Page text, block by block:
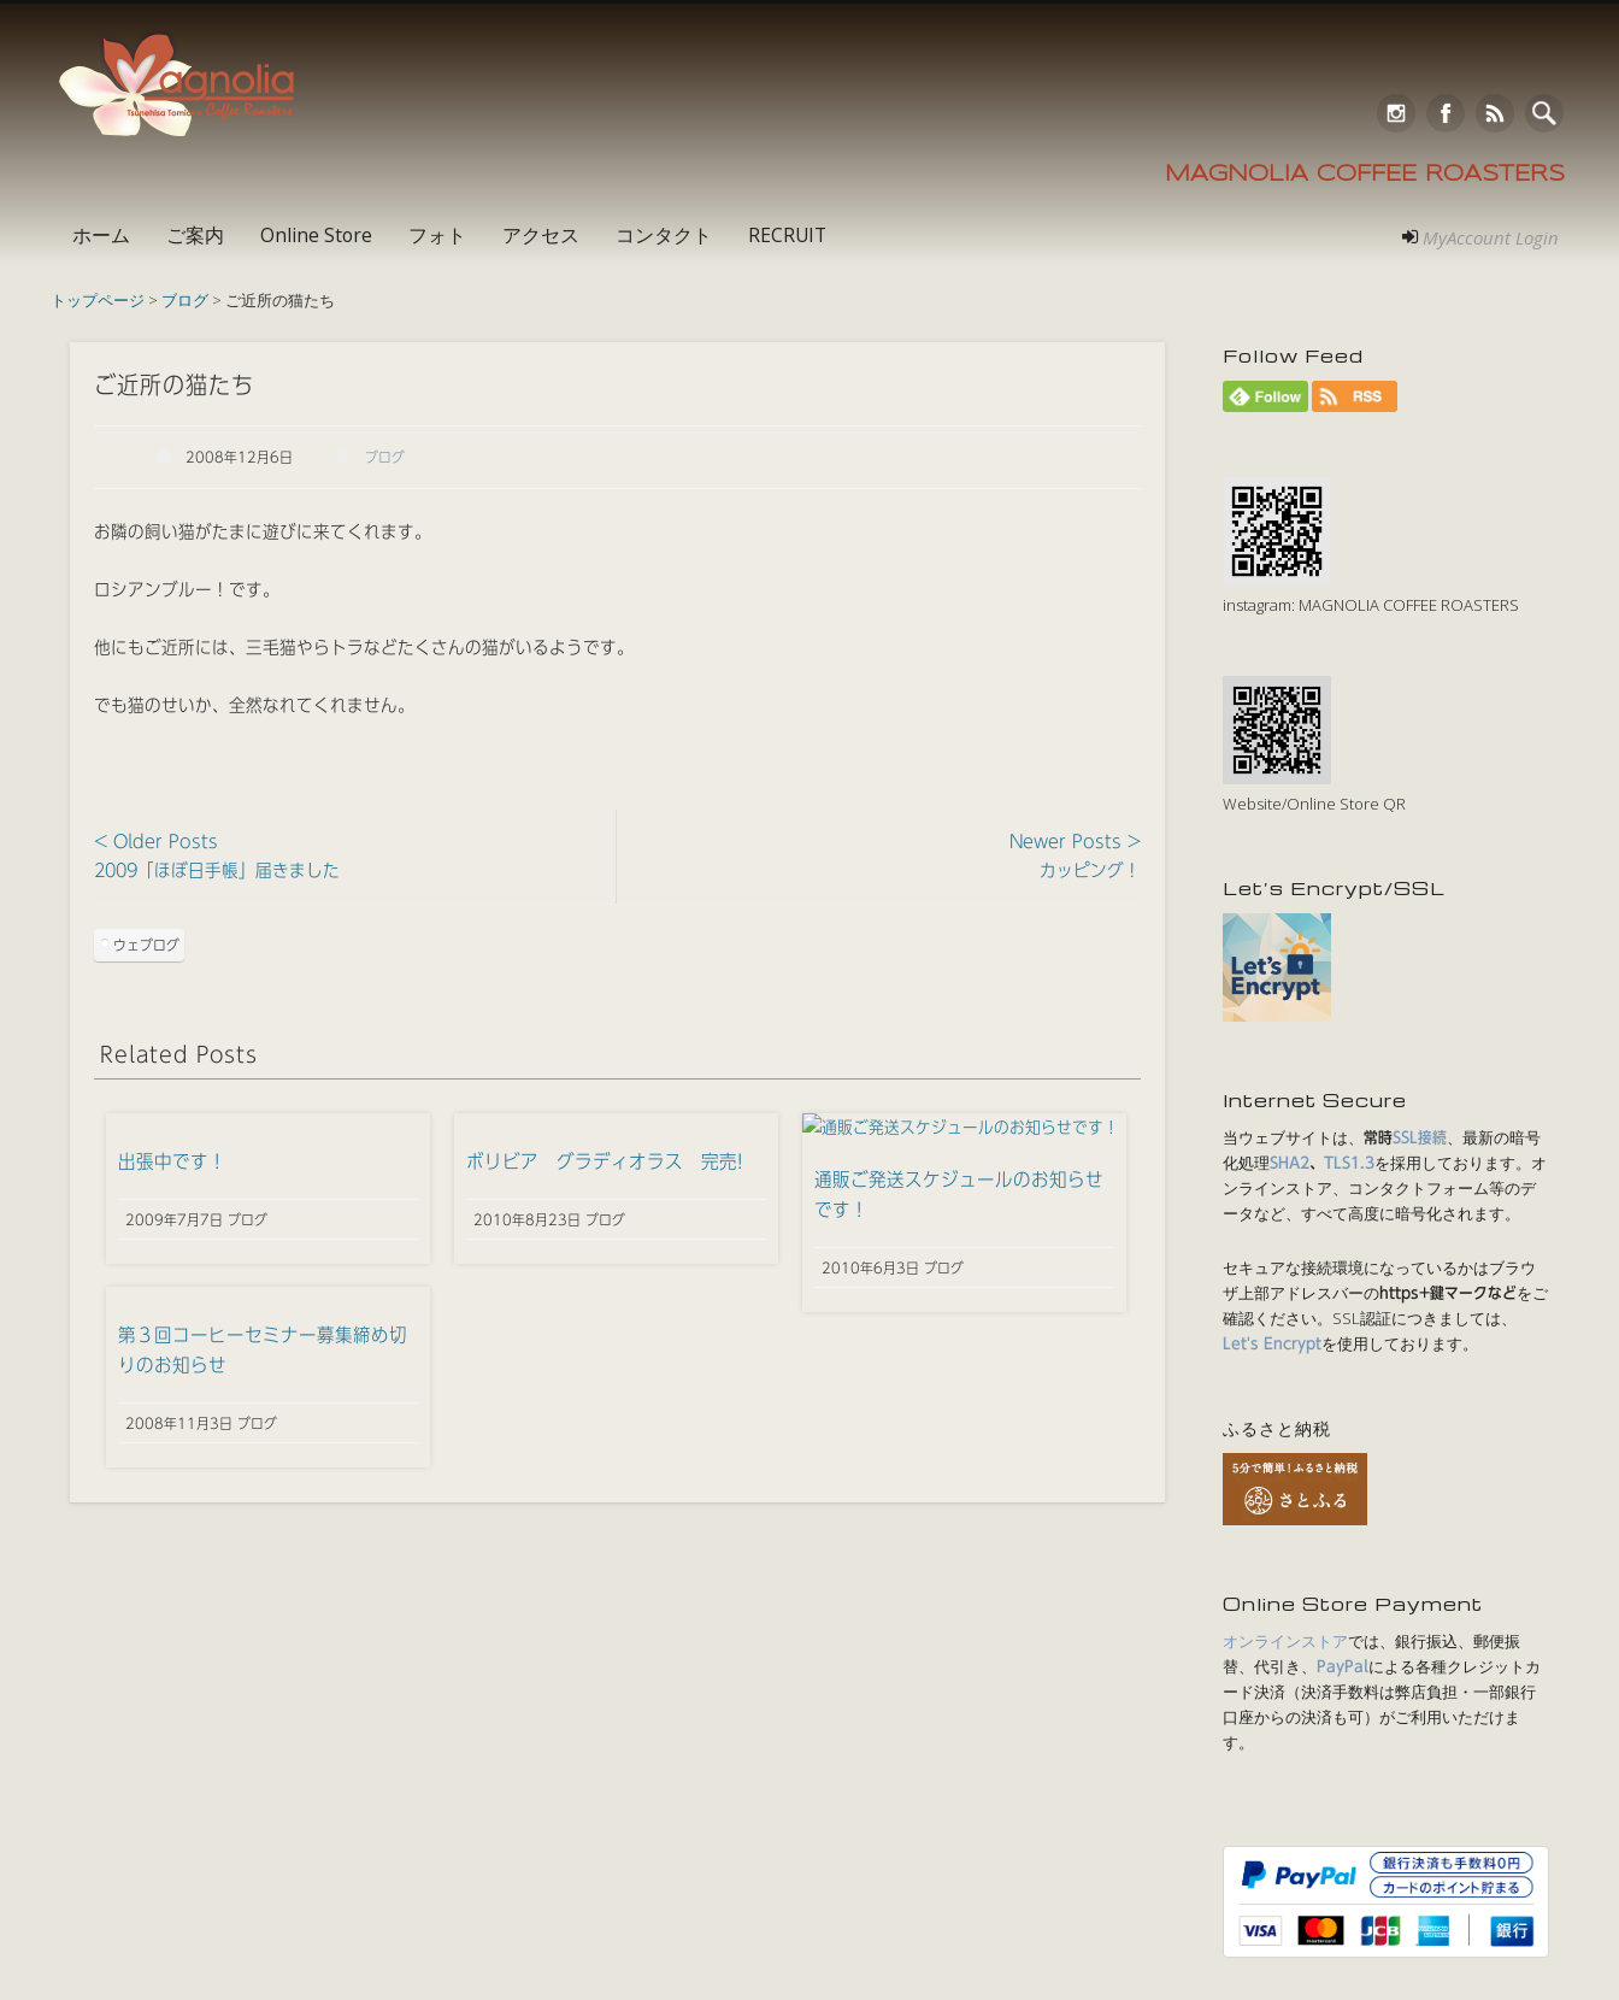
InstagramFacebook
RSS
MAGNOLIA COFFEE ROASTERS
ホーム ご案内 Online Store フォト アクセス コンタクト RECRUIT MyAccount Login
トップページ > ブログ> ご近所の猫たち
ご近所の猫たち
2008年12月6日 ブログ
お隣の飼い猫がたまに遊びに来てくれます。
ロシアンブルー！です。
他にもご近所には、三毛猫やらトラなどたくさんの猫がいるようです。
でも猫のせいか、全然なれてくれません。
< Older Posts
2009「ほぼ日手帳」届きました
Newer Posts >
カッピング！
ウェブログ
Related Posts
出張中です！
2009年7月7日 ブログ
ボリビア グラディオラス 完売!
2010年8月23日 ブログ
通販ご発送スケジュールのお知らせ
です！
2010年6月3日 ブログ
第３回コーヒーセミナー募集締め切
りのお知らせ
2008年11月3日 ブログ
Follow Feed
instagram: MAGNOLIA COFFEE ROASTERS
Website/Online Store QR
Let’s Encrypt/SSL
Internet Secure
当ウェブサイトは、常時SSL接続、最新の暗号
化処理SHA2、TLS1.3を採用しております。オ
ンラインストア、コンタクトフォーム等のデ
ータなど、すべて高度に暗号化されます。
セキュアな接続環境になっているかはブラウ
ザ上部アドレスバーのhttps+鍵マークなどをご
確認ください。SSL認証につきましては、
Let's Encryptを使用しております。
ふるさと納税
Online Store Payment
オンラインストアでは、銀行振込、郵便振
替、代引き、
PayPalによる各種クレジットカ
ード決済（決済手数料は弊店負担・一部銀行
口座からの決済も可）がご利用いただけま
す。